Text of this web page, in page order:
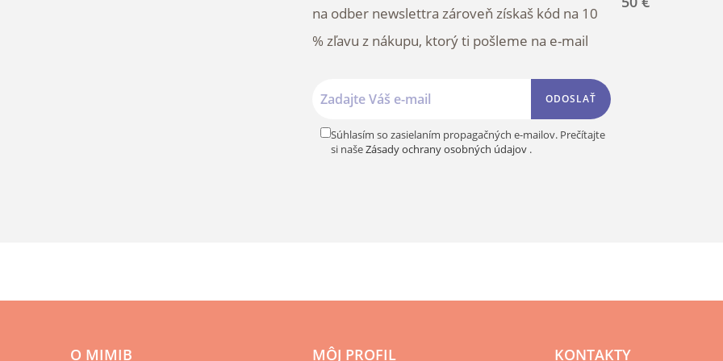
na odber newslettra zároveň získaš kód na 10
% zľavu z nákupu, ktorý ti pošleme na e-mail
ODOSLAŤ
Súhlasím so zasielaním propagačných e-mailov. Prečítajte
si našeZásady ochrany osobných údajov .
O MIMIB MÔJ PROFIL KONTAKTY